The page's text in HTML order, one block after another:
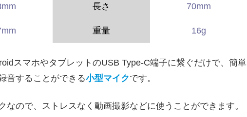
長さ 70mm
重量 16g
スマホやタブレットのUSB Type-C端子に繋ぐだけで、簡単
音することができる小型マイクです。
なので、ストレスなく動画撮影などに使うことができます。